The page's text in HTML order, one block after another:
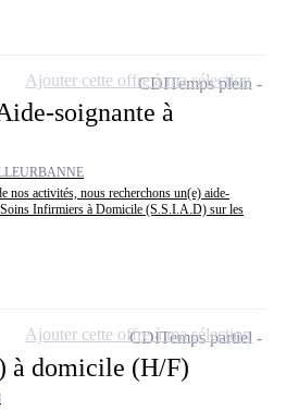
soignante à
nos activités, nous recherchons un(e) aide-
Infirmiers à Domicile (S.S.I.A.D) sur les
CDITemps plein
Ajouter cette offre à ma sélection
à domicile (H/F)
CDITemps partiel
Ajouter cette offre à ma sélection